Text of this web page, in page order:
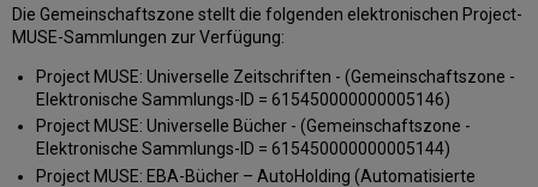
Die Gemeinschaftszone stellt die folgenden elektronischen Project-
MUSE-Sammlungen zur Verfügung:
Project MUSE: Universelle Zeitschriften - (Gemeinschaftszone -
Elektronische Sammlungs-ID = 615450000000005146)
Project MUSE: Universelle Bücher - (Gemeinschaftszone -
Elektronische Sammlungs-ID = 615450000000005144)
Project MUSE: EBA-Bücher – AutoHolding (Automatisierte